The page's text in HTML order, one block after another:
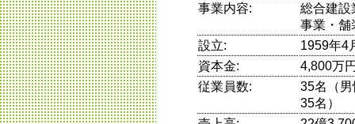
事業内容:
総合建設
事業・舗
設立:
1959年4
資本金:
4,800万
従業員数:
35名（
35名）